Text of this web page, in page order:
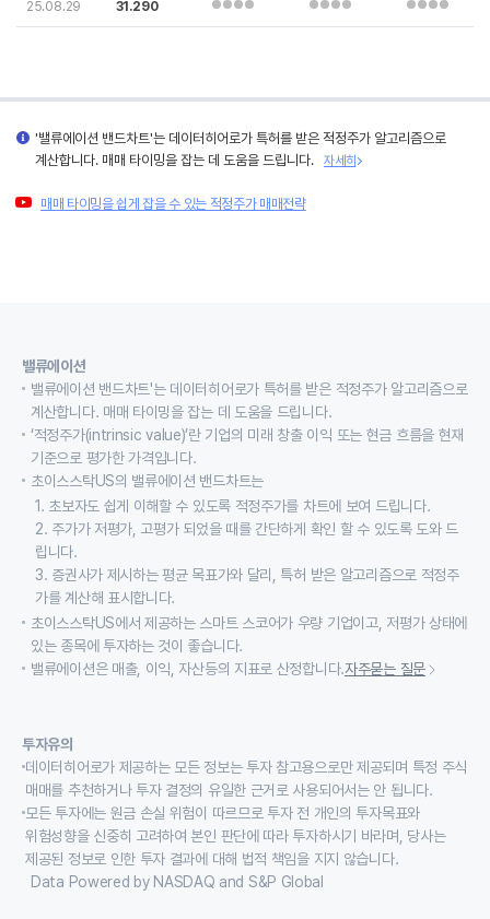
25.08.29 31.290
'밸류에이션 밴드차트'는 데이터히어로가 특허를 받은 적정주가 알고리즘으로
계산합니다. 매매 타이밍을 잡는 데 도움을 드립니다.
자세히
매매 타이밍을 쉽게 잡을 수 있는 적정주가 매매전략
밸류에이션
밸류에이션 밴드차트'는 데이터히어로가 특허를 받은 적정주가 알고리즘으로
계산합니다. 매매 타이밍을 잡는 데 도움을 드립니다.
‘적정주가(intrinsic value)’란 기업의 미래 창출 이익 또는 현금 흐름을 현재
기준으로 평가한 가격입니다.
초이스스탁US의 밸류에이션 밴드차트는
1. 초보자도 쉽게 이해할 수 있도록 적정주가를 차트에 보여 드립니다.
2. 주가가 저평가, 고평가 되었을 때를 간단하게 확인 할 수 있도록 도와 드
립니다.
3. 증권사가 제시하는 평균 목표가와 달리, 특허 받은 알고리즘으로 적정주
가를 계산해 표시합니다.
초이스스탁US에서 제공하는 스마트 스코어가 우량 기업이고, 저평가 상태에
있는 종목에 투자하는 것이 좋습니다.
밸류에이션은 매출, 이익, 자산등의 지표로 산정합니다.자주묻는 질문
투자유의
데이터히어로가 제공하는 모든 정보는 투자 참고용으로만 제공되며 특정 주식
매매를 추천하거나 투자 결정의 유일한 근거로 사용되어서는 안 됩니다.
모든 투자에는 원금 손실 위험이 따르므로 투자 전 개인의 투자목표와
위험성향을 신중히 고려하여 본인 판단에 따라 투자하시기 바라며, 당사는
제공된 정보로 인한 투자 결과에 대해 법적 책임을 지지 않습니다.
Data Powered by NASDAQ and S&P Global